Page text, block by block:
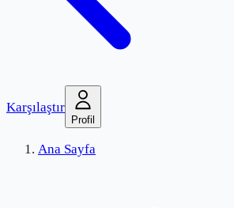
Karşılaştır
Profil
Ana Sayfa